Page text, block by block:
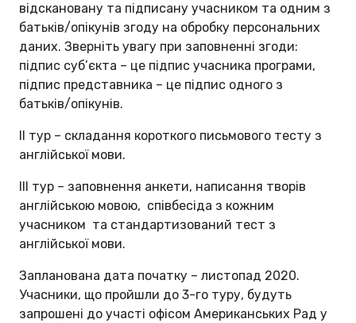
відскановану та підписану учасником та одним з
батьків/опікунів згоду на обробку персональних
даних. Зверніть увагу при заповненні згоди:
підпис суб’єкта – це підпис учасника програми,
підпис представника – це підпис одного з
батьків/опікунів.
ІІ тур – складання короткого письмового тесту з
англійської мови.
ІІІ тур – заповнення анкети, написання творів
англійською мовою, співбесіда з кожним
учасником та стандартизований тест з
англійської мови.
Запланована дата початку – листопад 2020.
Учасники, що пройшли до 3-го туру, будуть
запрошені до участі офісом Американських Рад у